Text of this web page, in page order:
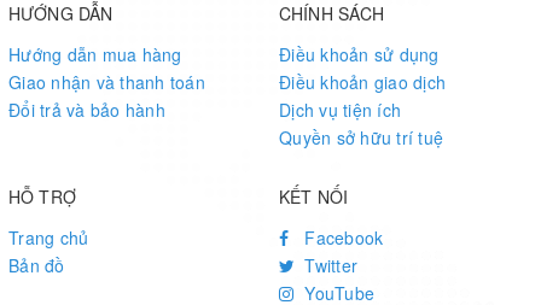
HƯỚNG DẪN
Hướng dẫn mua hàng
Giao nhận và thanh toán
Đổi trả và bảo hành
CHÍNH SÁCH
Điều khoản sử dụng
Điều khoản giao dịch
Dịch vụ tiện ích
Quyền sở hữu trí tuệ
HỖ TRỢ
Trang chủ
Bản đồ
KẾT NỐI
Facebook
Twitter
YouTube